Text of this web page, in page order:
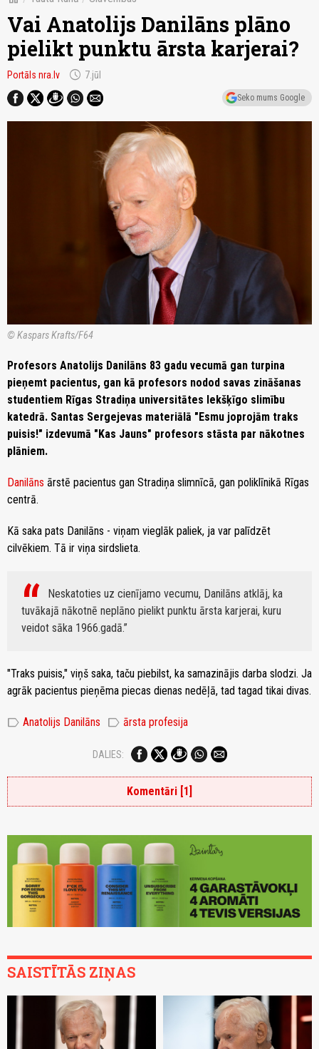
Vai Anatolijs Danilāns plāno
pielikt punktu ārsta karjerai?
Portāls nra.lv schedule 7.jūl
Seko mums Google
© Kaspars Krafts/F64
Profesors Anatolijs Danilāns 83 gadu vecumā gan turpina
pieņemt pacientus, gan kā profesors nodod savas zināšanas
studentiem Rīgas Stradiņa universitātes Iekšķīgo slimību
katedrā. Santas Sergejevas materiālā "Esmu joprojām traks
puisis!" izdevumā "Kas Jauns" profesors stāsta par nākotnes
plāniem.
Danilāns ārstē pacientus gan Stradiņa slimnīcā, gan poliklīnikā Rīgas
centrā.
Kā saka pats Danilāns - viņam vieglāk paliek, ja var palīdzēt
cilvēkiem. Tā ir viņa sirdslieta.
Neskatoties uz cienījamo vecumu, Danilāns atklāj, ka
tuvākajā nākotnē neplāno pielikt punktu ārsta karjerai, kuru
veidot sāka 1966.gadā.
"Traks puisis," viņš saka, taču piebilst, ka samazinājis darba slodzi. Ja
agrāk pacientus pieņēma piecas dienas nedēļā, tad tagad tikai divas.
label Anatolijs Danilāns label ārsta profesija
DALIES:
Komentāri [1]
SAISTĪTĀS ZIŅAS